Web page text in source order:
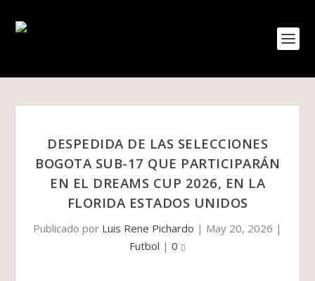
DESPEDIDA DE LAS SELECCIONES
BOGOTA SUB-17 QUE PARTICIPARÁN
EN EL DREAMS CUP 2026, EN LA
FLORIDA ESTADOS UNIDOS
Publicado por Luis Rene Pichardo | May 20, 2026 |
Futbol | 0